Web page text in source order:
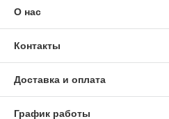
О нас
Контакты
Доставка и оплата
График работы